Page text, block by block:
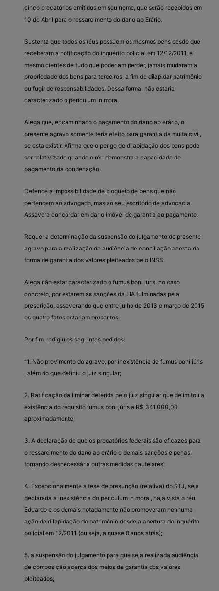
cinco precatórios emitidos em seu nome, que serão recebidos em
10 de Abril para o ressarcimento do dano ao Erário.
Sustenta que todos os réus possuem os mesmos bens desde que
receberam a notificação do inquérito policial em 12/12/2011, e
mesmo cientes de tudo que poderiam perder, jamais mudaram a
propriedade dos bens para terceiros, a fim de dilapidar patrimônio
ou fugir de responsabilidades. Dessa forma, não estaria
caracterizado o periculum in mora.
Alega que, encaminhado o pagamento do dano ao erário, o
presente agravo somente teria efeito para garantia da multa civil,
se esta existir. Afirma que o perigo de dilapidação dos bens pode
ser relativizado quando o réu demonstra a capacidade de
pagamento da condenação.
Defende a impossibilidade de bloqueio de bens que não
pertencem ao advogado, mas ao seu escritório de advocacia.
Assevera concordar em dar o imóvel de garantia ao pagamento.
Requer a determinação da suspensão do julgamento do presente
agravo para a realização de audiência de conciliação acerca da
forma de garantia dos valores pleiteados pelo INSS.
Alega não estar caracterizado o fumus boni iuris, no caso
concreto, por estarem as sanções da LIA fulminadas pela
prescrição, asseverando que entre julho de 2013 e março de 2015
os quatro fatos estariam prescritos.
Por fim, redigiu os seguintes pedidos:
“1. Não provimento do agravo, por inexistência de fumus boni júris
, além do que definiu o juiz singular;
2. Ratificação da liminar deferida pelo juiz singular que delimitou a
existência do requisito fumus boni júris a R$ 341.000,00
aproximadamente;
3. A declaração de que os precatórios federais são eficazes para
o ressarcimento do dano ao erário e demais sanções e penas,
tornando desnecessária outras medidas cautelares;
4. Excepcionalmente a tese de presunção (relativa) do STJ, seja
declarada a inexistência do periculum in mora , haja vista o réu
Eduardo e os demais notadamente não promoveram nenhuma
ação de dilapidação do patrimônio desde a abertura do inquérito
policial em 12/2011 (ou seja, a quase 8 anos atrás);
5. a suspensão do julgamento para que seja realizada audiência
de composição acerca dos meios de garantia dos valores
pleiteados;